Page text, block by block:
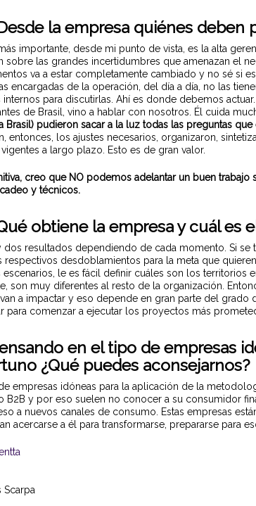
la empresa quiénes deben
importante, desde mi punto de vista, es la alta
sobre las grandes incertidumbres que amenazan el
va a estar completamente cambiado y no sé si
encargadas de la operación, del día a día, no las
internos para discutirlas. Ahí es donde debemos
de Brasil, vino a hablar con nosotros. Él cuida
Brasil) pudieron sacar a la luz todas las preguntas
entonces, los ajustes necesarios, organizaron,
vigentes a largo plazo. Esto es de gran valor.
creo que NO podemos adelantar un buen
y técnicos.
obtiene la empresa y cuál es
dos resultados dependiendo de cada momento. Si
respectivos desdoblamientos para la meta que
escenarios, le es fácil definir cuáles son los territorios
son muy diferentes al resto de la organización.
a impactar y eso depende en gran parte del
para comenzar a ejecutar los proyectos más
en el tipo de empresas
¿Qué puedes aconsejarnos?
empresas idóneas para la aplicación de la
B2B y por eso suelen no conocer a su consumidor
a nuevos canales de consumo. Estas empresas
acercarse a él para transformarse, prepararse para
Scarpa